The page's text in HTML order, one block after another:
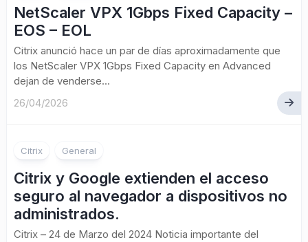
NetScaler VPX 1Gbps Fixed Capacity –
EOS – EOL
Citrix anunció hace un par de días aproximadamente que
los NetScaler VPX 1Gbps Fixed Capacity en Advanced
dejan de venderse...
26/04/2026
Citrix General
Citrix y Google extienden el acceso
seguro al navegador a dispositivos no
administrados.
Citrix – 24 de Marzo del 2024 Noticia importante del